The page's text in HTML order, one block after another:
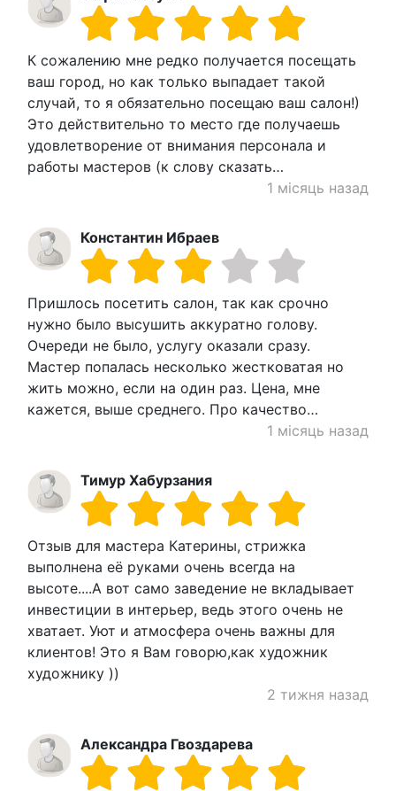
К сожалению мне редко получается посещать
ваш город, но как только выпадает такой
случай, то я обязательно посещаю ваш салон!)
Это действительно то место где получаешь
удовлетворение от внимания персонала и
работы мастеров (к слову сказать…
1 місяць назад
Константин Ибраев
Пришлось посетить салон, так как срочно
нужно было высушить аккуратно голову.
Очереди не было, услугу оказали сразу.
Мастер попалась несколько жестковатая но
жить можно, если на один раз. Цена, мне
кажется, выше среднего. Про качество…
1 місяць назад
Тимур Хабурзания
Отзыв для мастера Катерины, стрижка
выполнена её руками очень всегда на
высоте....А вот само заведение не вкладывает
инвестиции в интерьер, ведь этого очень не
хватает. Уют и атмосфера очень важны для
клиентов! Это я Вам говорю,как художник
художнику ))
2 тижня назад
Александра Гвоздарева